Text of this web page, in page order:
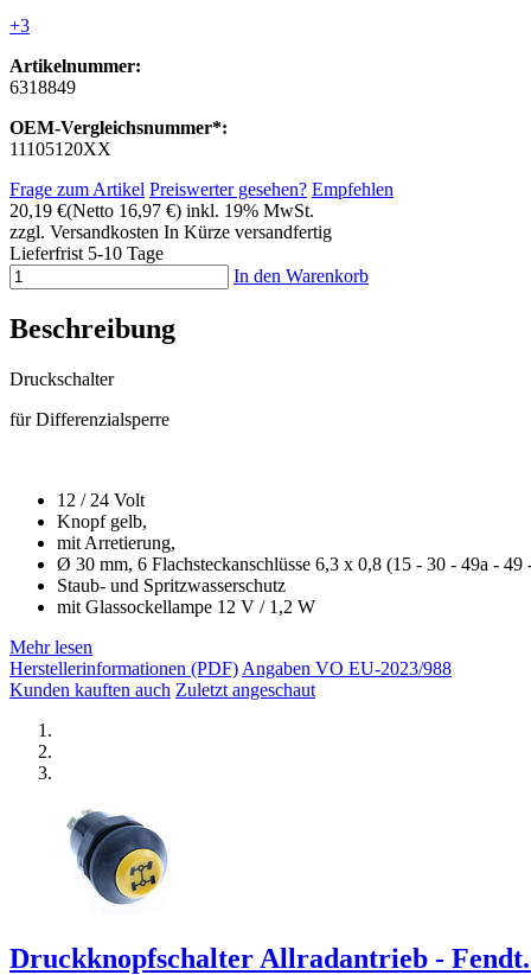
+3
Artikelnummer:
6318849
OEM-Vergleichsnummer*:
11105120XX
Frage zum Artikel Preiswerter gesehen? Empfehlen
20,19 €(Netto 16,97 €) inkl. 19% MwSt.
zzgl. Versandkosten In Kürze versandfertig
Lieferfrist 5-10 Tage
In den Warenkorb
Beschreibung
Druckschalter
für Differenzialsperre
12 / 24 Volt
Knopf gelb,
mit Arretierung,
Ø 30 mm, 6 Flachsteckanschlüsse 6,3 x 0,8 (15 - 30 - 49a - 49
Staub- und Spritzwasserschutz
mit Glassockellampe 12 V / 1,2 W
Mehr lesen
Herstellerinformationen (PDF) Angaben VO EU-2023/988
Kunden kauften auch Zuletzt angeschaut
Druckknopfschalter Allradantrieb -